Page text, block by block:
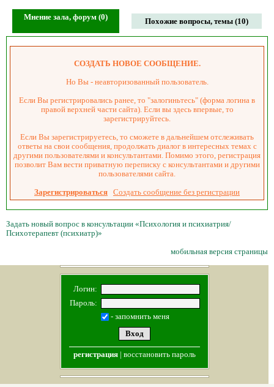
Мнение зала, форум (0) Похожие вопросы, темы (10)
СОЗДАТЬ НОВОЕ СООБЩЕНИЕ.
Но Вы - неавторизованный пользователь.
Если Вы регистрировались ранее, то "залогиньтесь" (форма логина в
правой верхней части сайта). Если вы здесь впервые, то
зарегистрируйтесь.
Если Вы зарегистрируетесь, то сможете в дальнейшем отслеживать
ответы на свои сообщения, продолжать диалог в интересных темах с
другими пользователями и консультантами. Помимо этого, регистрация
позволит Вам вести приватную переписку с консультантами и другими
пользователями сайта.
Зарегистрироваться Создать сообщение без регистрации
Задать новый вопрос в консультации «Психология и психиатрия/
Психотерапевт (психиатр)»
мобильная версия страницы
Логин:
Пароль:
- запомнить меня
регистрация| восстановить пароль